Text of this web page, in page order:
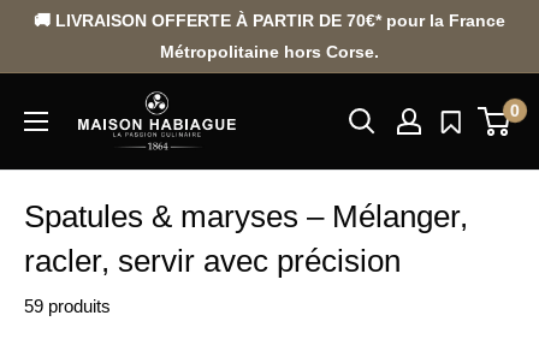
Passer🚚 LIVRAISON OFFERTE À PARTIR DE 70€* pour la France
Métropolitaine hors Corse.
0
Spatules & maryses – Mélanger,
racler, servir avec précision
59 produits